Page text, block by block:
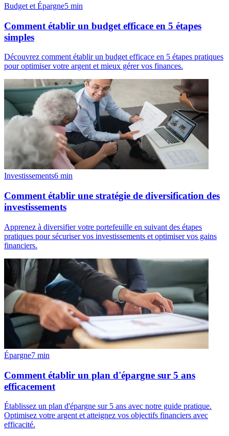
Budget et Épargne5 min
Comment établir un budget efficace en 5 étapes
simples
Découvrez comment établir un budget efficace en 5 étapes pratiques
pour optimiser votre argent et mieux gérer vos finances.
Investissements6 min
Comment établir une stratégie de diversification des
investissements
Apprenez à diversifier votre portefeuille en suivant des étapes
pratiques pour sécuriser vos investissements et optimiser vos gains
financiers.
Épargne7 min
Comment établir un plan d'épargne sur 5 ans
efficacement
Établissez un plan d'épargne sur 5 ans avec notre guide pratique.
Optimisez votre argent et atteignez vos objectifs financiers avec
efficacité.